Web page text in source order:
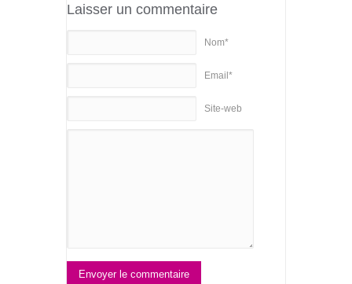
Laisser un commentaire
Nom*
Email*
Site-web
Envoyer le commentaire